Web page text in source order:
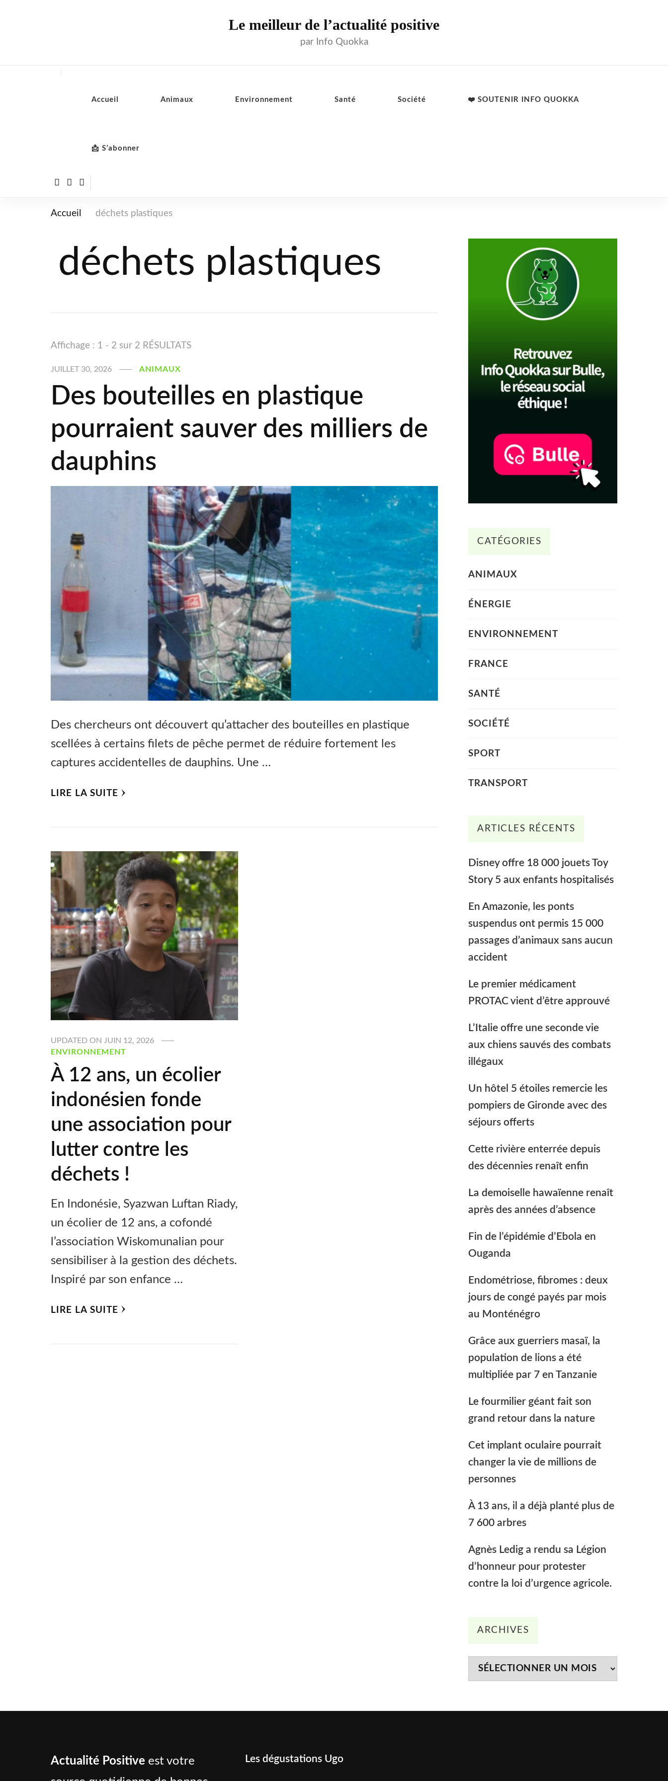
Le meilleur de l’actualité positive
par Info Quokka
Accueil Animaux Environnement Santé Société ❤️ SOUTENIR INFO QUOKKA
📩 S’abonner
Accueil déchets plastiques
déchets plastiques
Affichage : 1 - 2 sur 2 RÉSULTATS
JUILLET 30, 2026 ANIMAUX
Des bouteilles en plastique
pourraient sauver des milliers de
dauphins
Des chercheurs ont découvert qu’attacher des bouteilles en plastique
scellées à certains filets de pêche permet de réduire fortement les
captures accidentelles de dauphins. Une …
LIRE LA SUITE
UPDATED ON JUIN 12, 2026
ENVIRONNEMENT
À 12 ans, un écolier
indonésien fonde
une association pour
lutter contre les
déchets !
En Indonésie, Syazwan Luftan Riady,
un écolier de 12 ans, a cofondé
l’association Wiskomunalian pour
sensibiliser à la gestion des déchets.
Inspiré par son enfance …
LIRE LA SUITE
CATÉGORIES
ANIMAUX
ÉNERGIE
ENVIRONNEMENT
FRANCE
SANTÉ
SOCIÉTÉ
SPORT
TRANSPORT
ARTICLES RÉCENTS
Disney offre 18 000 jouets Toy
Story 5 aux enfants hospitalisés
En Amazonie, les ponts
suspendus ont permis 15 000
passages d’animaux sans aucun
accident
Le premier médicament
PROTAC vient d’être approuvé
L’Italie offre une seconde vie
aux chiens sauvés des combats
illégaux
Un hôtel 5 étoiles remercie les
pompiers de Gironde avec des
séjours offerts
Cette rivière enterrée depuis
des décennies renaît enfin
La demoiselle hawaïenne renaît
après des années d’absence
Fin de l’épidémie d’Ebola en
Ouganda
Endométriose, fibromes : deux
jours de congé payés par mois
au Monténégro
Grâce aux guerriers masaï, la
population de lions a été
multipliée par 7 en Tanzanie
Le fourmilier géant fait son
grand retour dans la nature
Cet implant oculaire pourrait
changer la vie de millions de
personnes
À 13 ans, il a déjà planté plus de
7 600 arbres
Agnès Ledig a rendu sa Légion
d’honneur pour protester
contre la loi d’urgence agricole.
ARCHIVES
Actualité Positive est votre
Les dégustations Ugo